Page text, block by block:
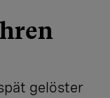
gelöster